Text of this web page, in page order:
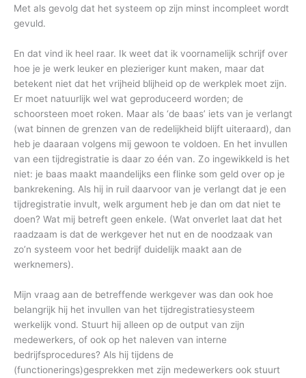
Met als gevolg dat het systeem op zijn minst incompleet wordt
gevuld.
En dat vind ik heel raar. Ik weet dat ik voornamelijk schrijf over
hoe je je werk leuker en plezieriger kunt maken, maar dat
betekent niet dat het vrijheid blijheid op de werkplek moet zijn.
Er moet natuurlijk wel wat geproduceerd worden; de
schoorsteen moet roken. Maar als ‘de baas’ iets van je verlangt
(wat binnen de grenzen van de redelijkheid blijft uiteraard), dan
heb je daaraan volgens mij gewoon te voldoen. En het invullen
van een tijdregistratie is daar zo één van. Zo ingewikkeld is het
niet: je baas maakt maandelijks een flinke som geld over op je
bankrekening. Als hij in ruil daarvoor van je verlangt dat je een
tijdregistratie invult, welk argument heb je dan om dat niet te
doen? Wat mij betreft geen enkele. (Wat onverlet laat dat het
raadzaam is dat de werkgever het nut en de noodzaak van
zo’n systeem voor het bedrijf duidelijk maakt aan de
werknemers).
Mijn vraag aan de betreffende werkgever was dan ook hoe
belangrijk hij het invullen van het tijdregistratiesysteem
werkelijk vond. Stuurt hij alleen op de output van zijn
medewerkers, of ook op het naleven van interne
bedrijfsprocedures? Als hij tijdens de
(functionerings)gesprekken met zijn medewerkers ook stuurt